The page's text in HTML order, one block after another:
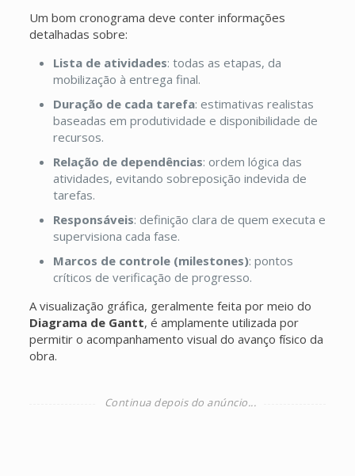
Um bom cronograma deve conter informações
detalhadas sobre:
Lista de atividades: todas as etapas, da
mobilização à entrega final.
Duração de cada tarefa: estimativas realistas
baseadas em produtividade e disponibilidade de
recursos.
Relação de dependências: ordem lógica das
atividades, evitando sobreposição indevida de
tarefas.
Responsáveis: definição clara de quem executa e
supervisiona cada fase.
Marcos de controle (milestones): pontos
críticos de verificação de progresso.
A visualização gráfica, geralmente feita por meio do
Diagrama de Gantt, é amplamente utilizada por
permitir o acompanhamento visual do avanço físico da
obra.